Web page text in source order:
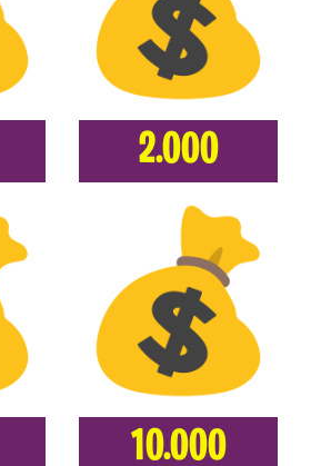
2.000
10.000